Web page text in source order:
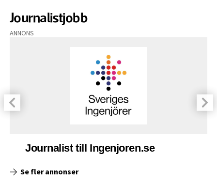
Journalistjobb
ANNONS
Journalist till Ingenjoren.se
Se fler annonser